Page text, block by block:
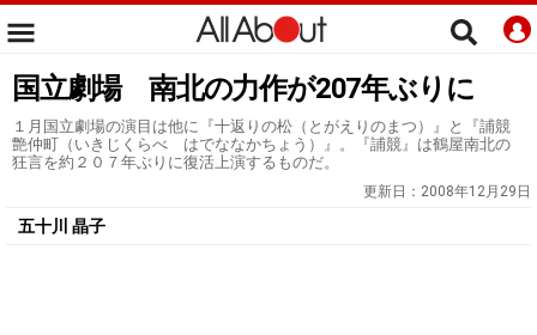
国立劇場 南北の力作が207年ぶりに
１月国立劇場の演目は他に『十返りの松（とがえりのまつ）』と『誧競
艶仲町（いきじくらべ はでななかちょう）』。『誧競』は鶴屋南北の
狂言を約２０７年ぶりに復活上演するものだ。
更新日： 2008年12月29日
五十川 晶子